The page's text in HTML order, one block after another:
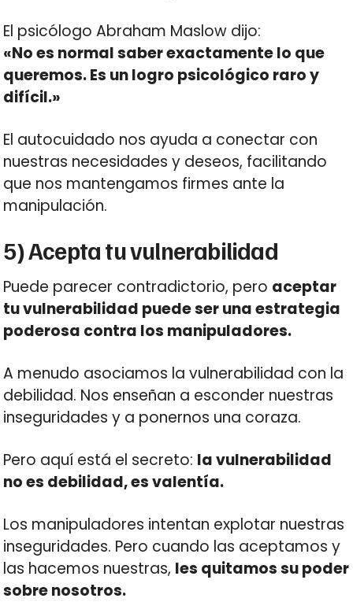
El psicólogo Abraham Maslow dijo:
«No es normal saber exactamente lo que
queremos. Es un logro psicológico raro y
difícil.»
El autocuidado nos ayuda a conectar con
nuestras necesidades y deseos, facilitando
que nos mantengamos firmes ante la
manipulación.
5) Acepta tu vulnerabilidad
Puede parecer contradictorio, pero aceptar
tu vulnerabilidad puede ser una estrategia
poderosa contra los manipuladores.
A menudo asociamos la vulnerabilidad con la
debilidad. Nos enseñan a esconder nuestras
inseguridades y a ponernos una coraza.
Pero aquí está el secreto: la vulnerabilidad
no es debilidad, es valentía.
Los manipuladores intentan explotar nuestras
inseguridades. Pero cuando las aceptamos y
las hacemos nuestras, les quitamos su poder
sobre nosotros.